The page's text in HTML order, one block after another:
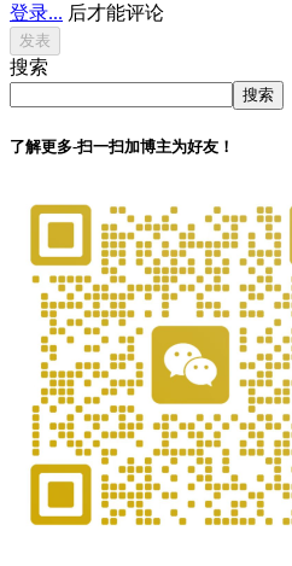
登录... 后才能评论
搜索
搜索
了解更多-扫一扫加博主为好友！